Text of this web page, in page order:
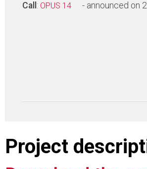
Call : OPUS 14 - announced on
Project